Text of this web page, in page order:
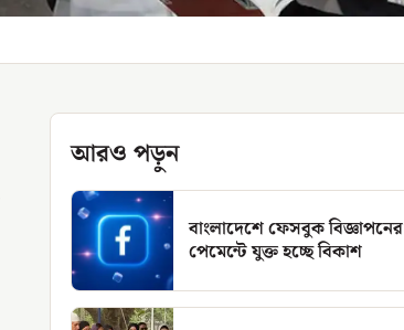
আরও পড়ুন
বাংলাদেশে ফেসবুক বিজ্ঞাপনের
পেমেন্টে যুক্ত হচ্ছে বিকাশ